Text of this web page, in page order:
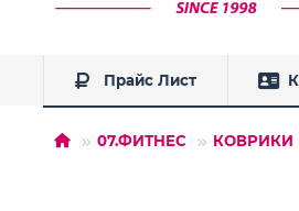
Прайс Лист
07.ФИТНЕС КОВРИКИ